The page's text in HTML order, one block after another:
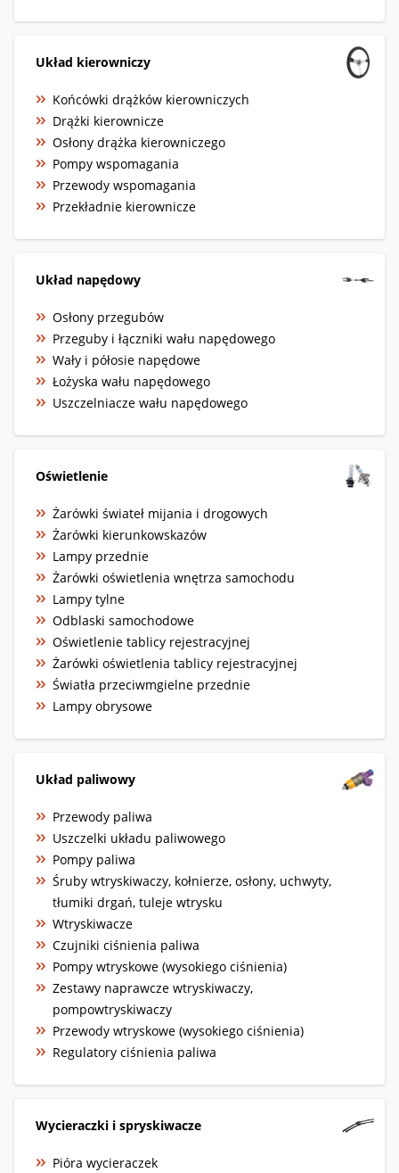
Układ kierowniczy
Końcówki drążków kierowniczych
Drążki kierownicze
Osłony drążka kierowniczego
Pompy wspomagania
Przewody wspomagania
Przekładnie kierownicze
Układ napędowy
Osłony przegubów
Przeguby i łączniki wału napędowego
Wały i półosie napędowe
Łożyska wału napędowego
Uszczelniacze wału napędowego
Oświetlenie
Żarówki świateł mijania i drogowych
Żarówki kierunkowskazów
Lampy przednie
Żarówki oświetlenia wnętrza samochodu
Lampy tylne
Odblaski samochodowe
Oświetlenie tablicy rejestracyjnej
Żarówki oświetlenia tablicy rejestracyjnej
Światła przeciwmgielne przednie
Lampy obrysowe
Układ paliwowy
Przewody paliwa
Uszczelki układu paliwowego
Pompy paliwa
Śruby wtryskiwaczy, kołnierze, osłony, uchwyty,
tłumiki drgań, tuleje wtrysku
Wtryskiwacze
Czujniki ciśnienia paliwa
Pompy wtryskowe (wysokiego ciśnienia)
Zestawy naprawcze wtryskiwaczy,
pompowtryskiwaczy
Przewody wtryskowe (wysokiego ciśnienia)
Regulatory ciśnienia paliwa
Wycieraczki i spryskiwacze
Pióra wycieraczek